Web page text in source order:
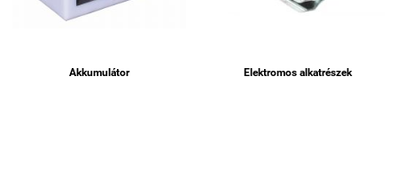
Akkumulátor Elektromos alkatrészek